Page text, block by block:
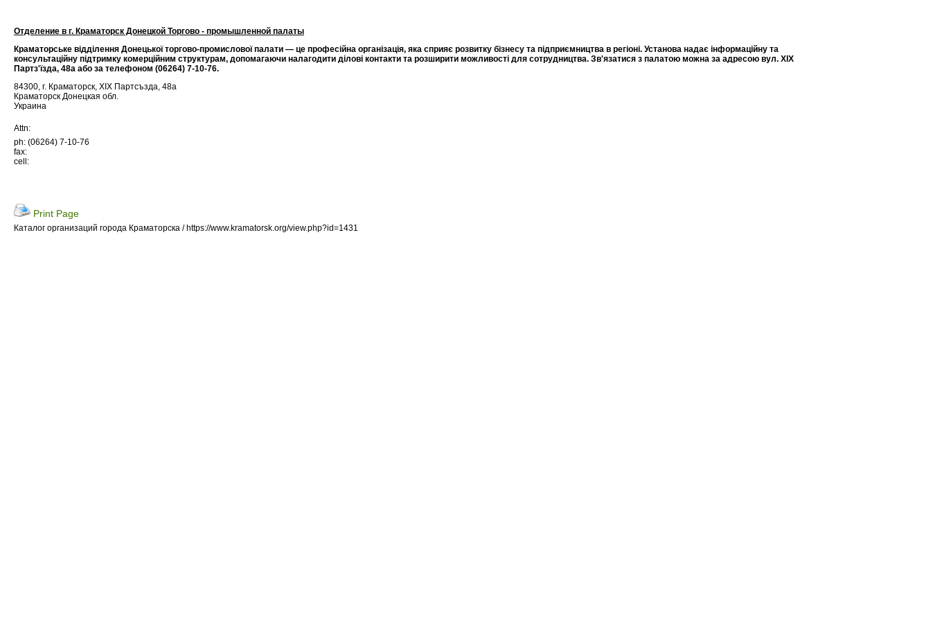
Отделение в г. Краматорск Донецкой Торгово - промышленной палаты
Краматорське відділення Донецької торгово-промислової палати — це професійна організація, яка сприяє розвитку бізнесу та підприємництва в регіоні. Установа надає інформаційну та
консультаційну підтримку комерційним структурам, допомагаючи налагодити ділові контакти та розширити можливості для сотрудництва. Зв'язатися з палатою можна за адресою вул. XIX
Партз'їзда, 48а або за телефоном (06264) 7-10-76.
84300, г. Краматорск, ХIХ Партсъзда, 48а
Краматорск Донецкая обл.
Украина
Attn:
ph: (06264) 7-10-76
fax:
cell:
Print Page
Каталог организаций города Краматорска / https://www.kramatorsk.org/view.php?id=1431